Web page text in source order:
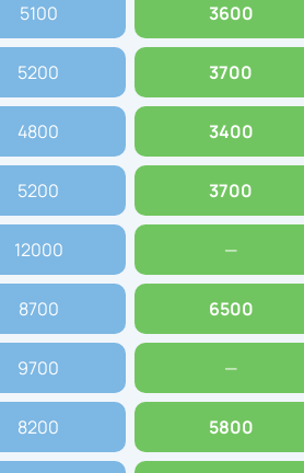
5100 3600
5200 3700
4800 3400
5200 3700
12000 —
8700 6500
9700 —
8200 5800